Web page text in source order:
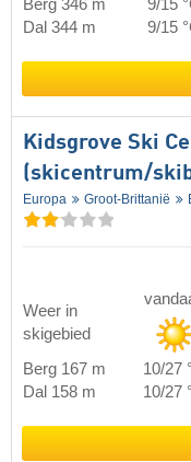
Berg 346 m 9/15
Dal 344 m
9/15
Kidsgrove Ski
(skicentrum/
Europa Groot-Brittanië
Weer in
skigebied
Berg 167 m 10/27
Dal 158 m
10/27